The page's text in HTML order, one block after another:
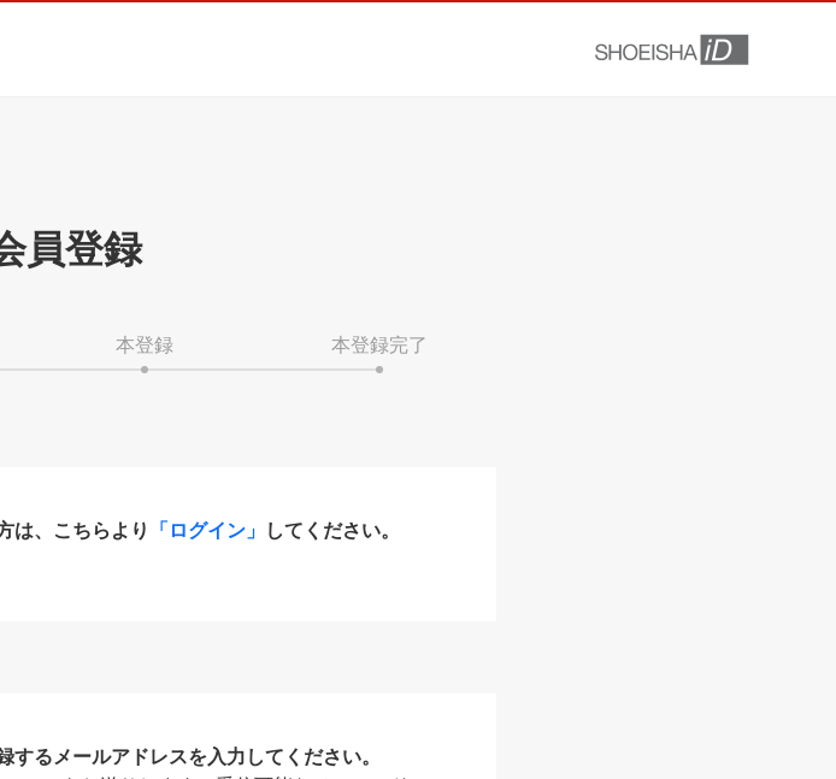
員登録
本登録 本登録完了
は、こちらより 「ログイン」 してください。
るメールアドレスを入力してください。